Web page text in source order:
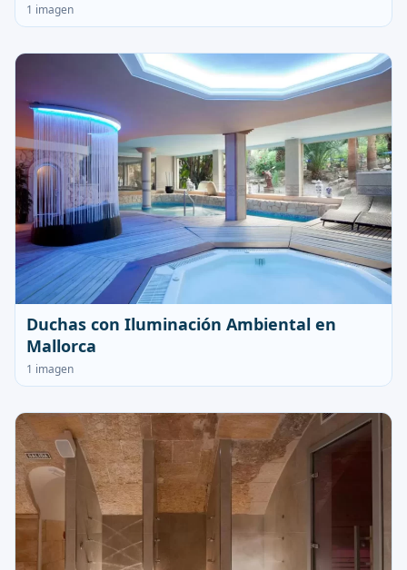
1 imagen
Duchas con Iluminación Ambiental en
Mallorca
1 imagen